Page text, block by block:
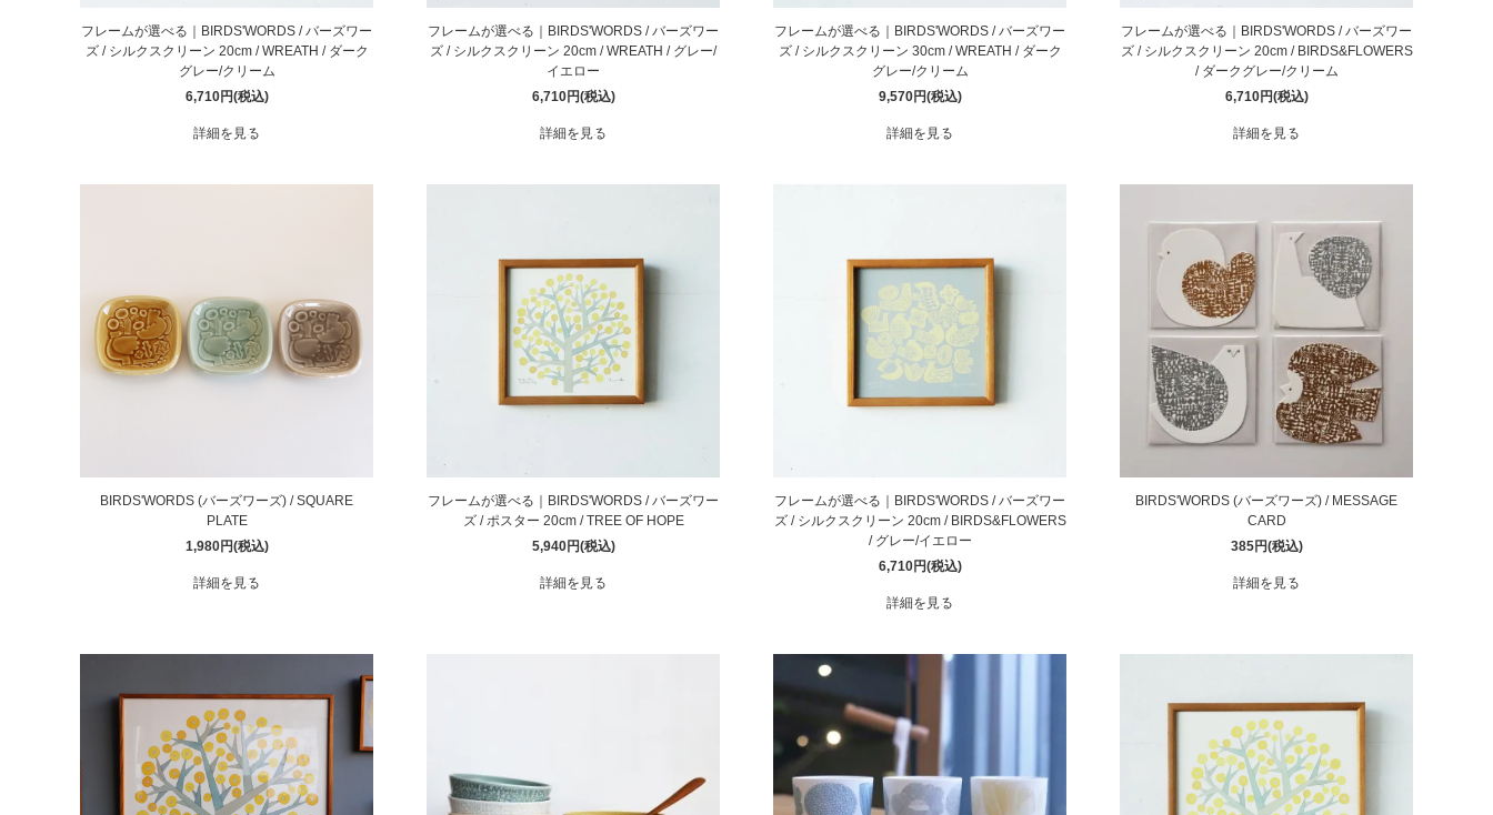
フレームが選べる｜BIRDS'WORDS / バーズワー
ズ / シルクスクリーン 20cm / WREATH / ダーク
グレー/クリーム
6,710円(税込)
詳細を見る
フレームが選べる｜BIRDS'WORDS / バーズワー
ズ / シルクスクリーン 20cm / WREATH / グレー/
イエロー
6,710円(税込)
詳細を見る
フレームが選べる｜BIRDS'WORDS / バーズワー
ズ / シルクスクリーン 30cm / WREATH / ダーク
グレー/クリーム
9,570円(税込)
詳細を見る
フレームが選べる｜BIRDS'WORDS / バーズワー
ズ / シルクスクリーン 20cm / BIRDS&FLOWERS
/ ダークグレー/クリーム
6,710円(税込)
詳細を見る
BIRDS'WORDS (バーズワーズ) / SQUARE
PLATE
1,980円(税込)
詳細を見る
フレームが選べる｜BIRDS'WORDS / バーズワー
ズ / ポスター 20cm / TREE OF HOPE
5,940円(税込)
詳細を見る
フレームが選べる｜BIRDS'WORDS / バーズワー
ズ / シルクスクリーン 20cm / BIRDS&FLOWERS
/ グレー/イエロー
6,710円(税込)
詳細を見る
BIRDS'WORDS (バーズワーズ) / MESSAGE
CARD
385円(税込)
詳細を見る